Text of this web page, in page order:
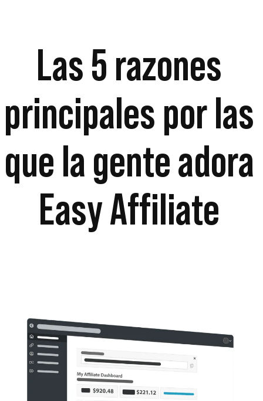
Las 5 razones
principales por las
que la gente adora
Easy Affiliate